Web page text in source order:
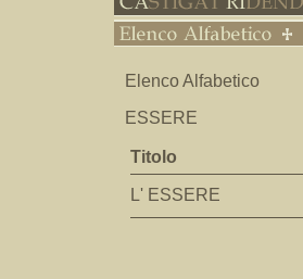
Elenco Alfabetico
ESSERE
Titolo
L' ESSERE